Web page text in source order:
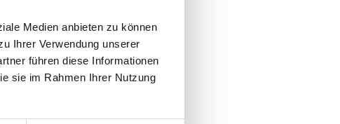
Medien anbieten zu können
Ihrer Verwendung unserer
führen diese Informationen
sie im Rahmen Ihrer Nutzung